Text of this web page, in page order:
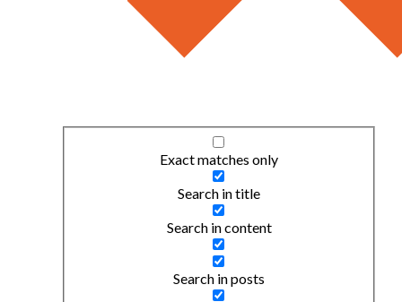
Exact matches only
Search in title
Search in content
Search in posts